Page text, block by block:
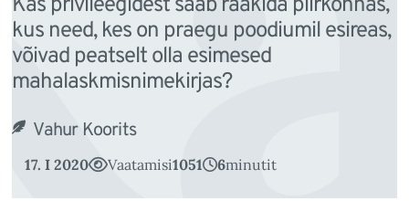
Kas privileegidest saab rääkida piirkonnas,
kus need, kes on praegu poodiumil esireas,
võivad peatselt olla esimesed
mahalaskmisnimekirjas?
Vahur Koorits
17. I 2020 Vaatamisi1051 6minutit